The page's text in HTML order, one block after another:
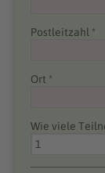
Postleitzahl *
Ort *
Wie viele